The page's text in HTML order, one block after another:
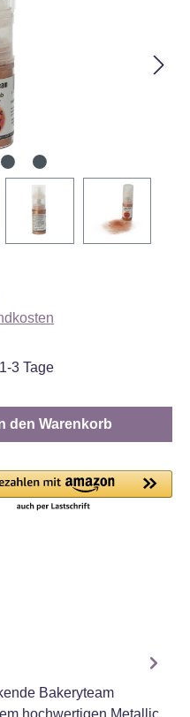
3 Tage
gewünschten
den Warenkorb
Bakeryteam
hochwertigen Metallic